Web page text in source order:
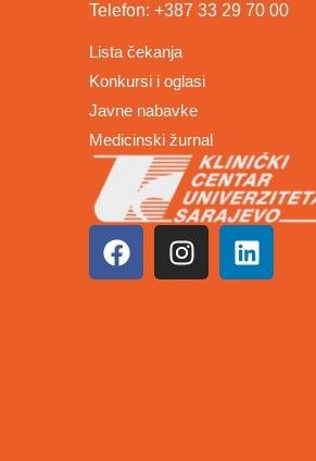
Telefon: +387 33 29 70 00
Lista čekanja
Konkursi i oglasi
Javne nabavke
Medicinski žurnal